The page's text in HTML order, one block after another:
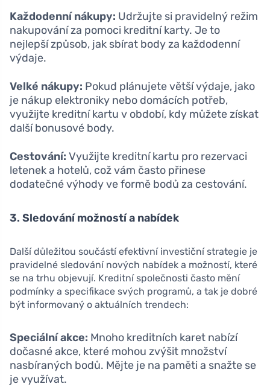
Každodenní nákupy: Udržujte si pravidelný režim
nakupování za pomoci kreditní karty. Je to
nejlepší způsob, jak sbírat body za každodenní
výdaje.
Velké nákupy: Pokud plánujete větší výdaje, jako
je nákup elektroniky nebo domácích potřeb,
využijte kreditní kartu v období, kdy můžete získat
další bonusové body.
Cestování: Využijte kreditní kartu pro rezervaci
letenek a hotelů, což vám často přinese
dodatečné výhody ve formě bodů za cestování.
3. Sledování možností a nabídek
Další důležitou součástí efektivní investiční strategie je
pravidelné sledování nových nabídek a možností, které
se na trhu objevují. Kreditní společnosti často mění
podmínky a specifikace svých programů, a tak je dobré
být informovaný o aktuálních trendech:
Speciální akce: Mnoho kreditních karet nabízí
dočasné akce, které mohou zvýšit množství
nasbíraných bodů. Mějte je na paměti a snažte se
je využívat.